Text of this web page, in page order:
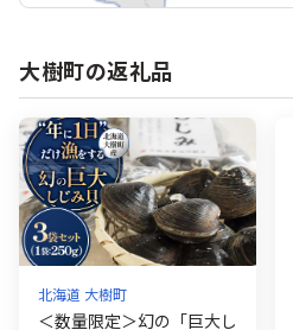
大樹町の返礼品
北海道 大樹町
＜数量限定＞幻の「巨大し